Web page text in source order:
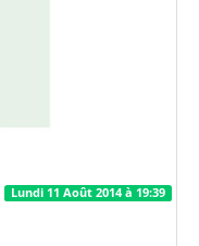
Lundi 11 Août 2014 à 19:39